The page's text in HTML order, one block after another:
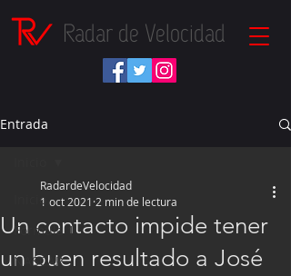
Radar de Velocidad
Entrada
Inicio
Fórmula 1
NASCAR
Un contacto impide tener
un buen resultado a José
RadardeVelocidad
1 oct 2021 2 min de lectura